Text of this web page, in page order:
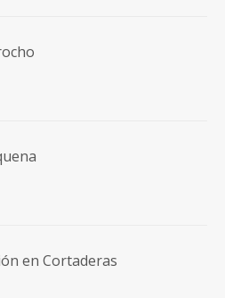
en Cortaderas